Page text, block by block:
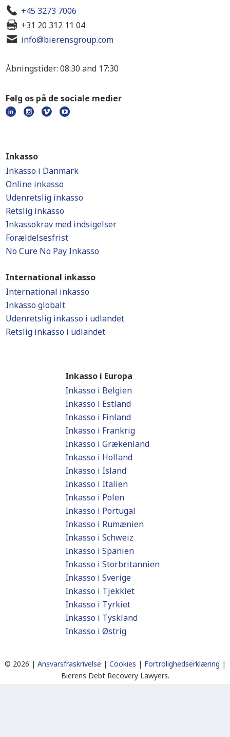
+45 3273 7006
+31 20 312 11 04
info@bierensgroup.com
Åbningstider: 08:30 and 17:30
Følg os på de sociale medier
Inkasso
Inkasso i Danmark
Online inkasso
Udenretslig inkasso
Retslig inkasso
Inkassokrav med indsigelser
Forældelsesfrist
No Cure No Pay Inkasso
International inkasso
International inkasso
Inkasso globalt
Udenretslig inkasso i udlandet
Retslig inkasso i udlandet
Inkasso i Europa
Inkasso i Belgien
Inkasso i Estland
Inkasso i Finland
Inkasso i Frankrig
Inkasso i Grækenland
Inkasso i Holland
Inkasso i Island
Inkasso i Italien
Inkasso i Polen
Inkasso i Portugal
Inkasso i Rumænien
Inkasso i Schweiz
Inkasso i Spanien
Inkasso i Storbritannien
Inkasso i Sverige
Inkasso i Tjekkiet
Inkasso i Tyrkiet
Inkasso i Tyskland
Inkasso i Østrig
© 2026 | Ansvarsfraskrivelse | Cookies | Fortrolighedserklæring |
Bierens Debt Recovery Lawyers.